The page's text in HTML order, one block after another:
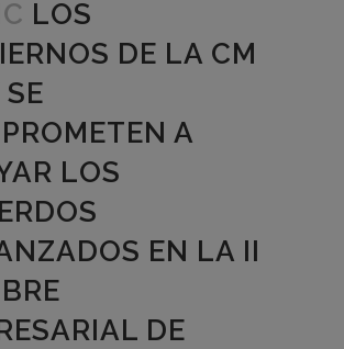
LOS
DE LA CM
A
LOS
EN LA II
DE